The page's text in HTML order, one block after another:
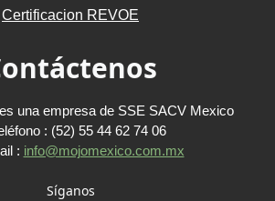
Certificacion REVOE
una empresa de SSE SACV Mexico
: (52) 55 44 62 74 06
: info@mojomexico.com.mx
Síganos